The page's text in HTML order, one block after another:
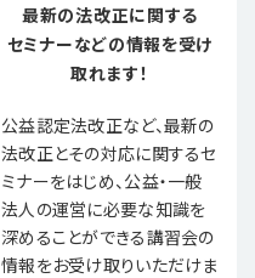
最新の法改正に関する
セミナーなどの情報を受け
取れます！
公益認定法改正など、最新の
法改正とその対応に関するセ
ミナーをはじめ、公益・一般
法人の運営に必要な知識を
深めることができる講習会の
情報をお受け取りいただけま